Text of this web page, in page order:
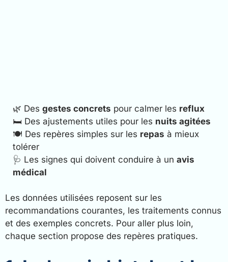
🌿 Des gestes concrets pour calmer les reflux
🛏️ Des ajustements utiles pour les nuits agitées
🍽️ Des repères simples sur les repas à mieux
tolérer
🩺 Les signes qui doivent conduire à un avis
médical
Les données utilisées reposent sur les
recommandations courantes, les traitements connus
et des exemples concrets. Pour aller plus loin,
chaque section propose des repères pratiques.